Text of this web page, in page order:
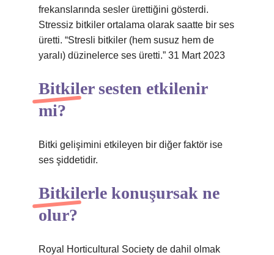
frekanslarında sesler ürettiğini gösterdi.
Stressiz bitkiler ortalama olarak saatte bir ses
üretti. “Stresli bitkiler (hem susuz hem de
yaralı) düzinelerce ses üretti.” 31 Mart 2023
Bitkiler sesten etkilenir
mi?
Bitki gelişimini etkileyen bir diğer faktör ise
ses şiddetidir.
Bitkilerle konuşursak ne
olur?
Royal Horticultural Society de dahil olmak